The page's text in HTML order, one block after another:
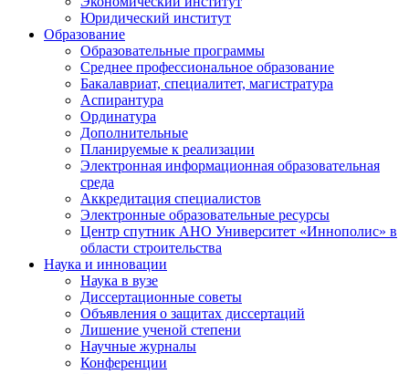
Юридический институт
Образование
Образовательные программы
Среднее профессиональное образование
Бакалавриат, специалитет, магистратура
Аспирантура
Ординатура
Дополнительные
Планируемые к реализации
Электронная информационная образовательная
среда
Аккредитация специалистов
Электронные образовательные ресурсы
Центр спутник АНО Университет «Иннополис» в
области строительства
Наука и инновации
Наука в вузе
Диссертационные советы
Объявления о защитах диссертаций
Лишение ученой степени
Научные журналы
Конференции